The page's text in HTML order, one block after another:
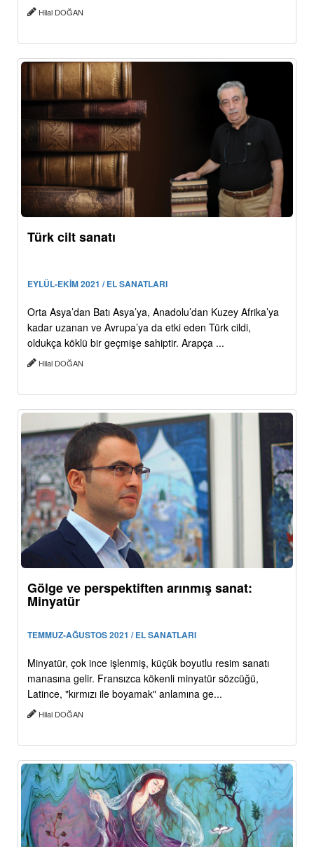
Hilal DOĞAN
Türk cilt sanatı
EYLÜL-EKİM 2021 / EL SANATLARI
Orta Asya’dan Batı Asya’ya, Anadolu’dan Kuzey Afrika’ya
kadar uzanan ve Avrupa’ya da etki eden Türk cildi,
oldukça köklü bir geçmişe sahiptir. Arapça ...
Hilal DOĞAN
Gölge ve perspektiften arınmış sanat:
Minyatür
TEMMUZ-AĞUSTOS 2021 / EL SANATLARI
Minyatür, çok ince işlenmiş, küçük boyutlu resim sanatı
manasına gelir. Fransızca kökenli minyatür sözcüğü,
Latince, "kırmızı ile boyamak" anlamına ge...
Hilal DOĞAN